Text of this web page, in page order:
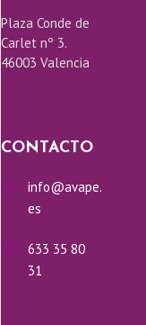
Plaza Conde de
Carlet nº 3.
46003 Valencia
CONTACTO
info@avape.
es
633 35 80
31